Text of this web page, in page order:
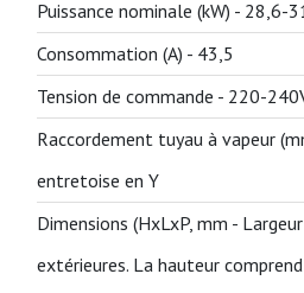
Puissance nominale (kW) - 28,6-
Consommation (A) - 43,5
Tension de commande - 220-
Raccordement tuyau à vapeur
entretoise en Y
Dimensions (HxLxP, mm -
extérieures. La hauteur